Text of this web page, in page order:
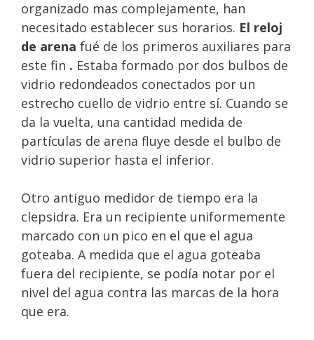
organizado mas complejamente, han
necesitado establecer sus horarios. El reloj
de arena fué de los primeros auxiliares para
este fin . Estaba formado por dos bulbos de
vidrio redondeados conectados por un
estrecho cuello de vidrio entre sí. Cuando se
da la vuelta, una cantidad medida de
partículas de arena fluye desde el bulbo de
vidrio superior hasta el inferior.
Otro antiguo medidor de tiempo era la
clepsidra. Era un recipiente uniformemente
marcado con un pico en el que el agua
goteaba. A medida que el agua goteaba
fuera del recipiente, se podía notar por el
nivel del agua contra las marcas de la hora
que era.